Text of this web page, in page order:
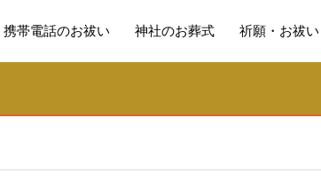
携帯電話のお祓い 神社のお葬式 祈願・お祓い